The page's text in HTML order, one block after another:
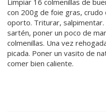
con 200g de foie gras, crudo
oporto. Triturar, salpimentar.
sartén, poner un poco de
colmenillas. Una vez
picada. Poner un vasito de
comer bien caliente.